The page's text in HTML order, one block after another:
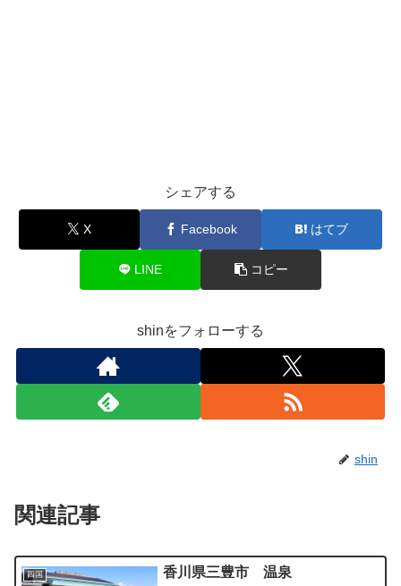
シェアする
X Facebook はてブ
LINE コピー
shinをフォローする
shin
関連記事
四国 香川県三豊市 温泉